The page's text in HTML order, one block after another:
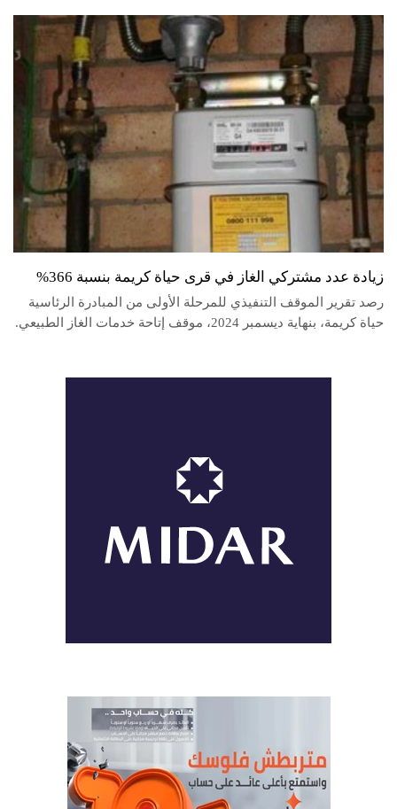
زيادة عدد مشتركي الغاز في قرى حياة كريمة بنسبة 366%
رصد تقرير الموقف التنفيذي للمرحلة الأولى من المبادرة الرئاسية
حياة كريمة، بنهاية ديسمبر 2024، موقف إتاحة خدمات الغاز الطبيعي.